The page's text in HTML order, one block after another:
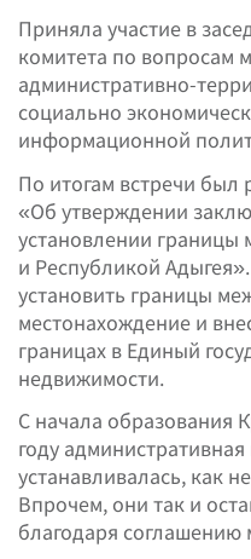
Приняла участие в
комитета по вопросам
административно-
социально
информационной
По итогам встречи был
«Об утверждении
установлении границы
и Республикой
установить границы
местонахождение и
границах в Единый
недвижимости.
С начала образования
году
устанавливалась, как
Впрочем, они так и
благодаря соглашению